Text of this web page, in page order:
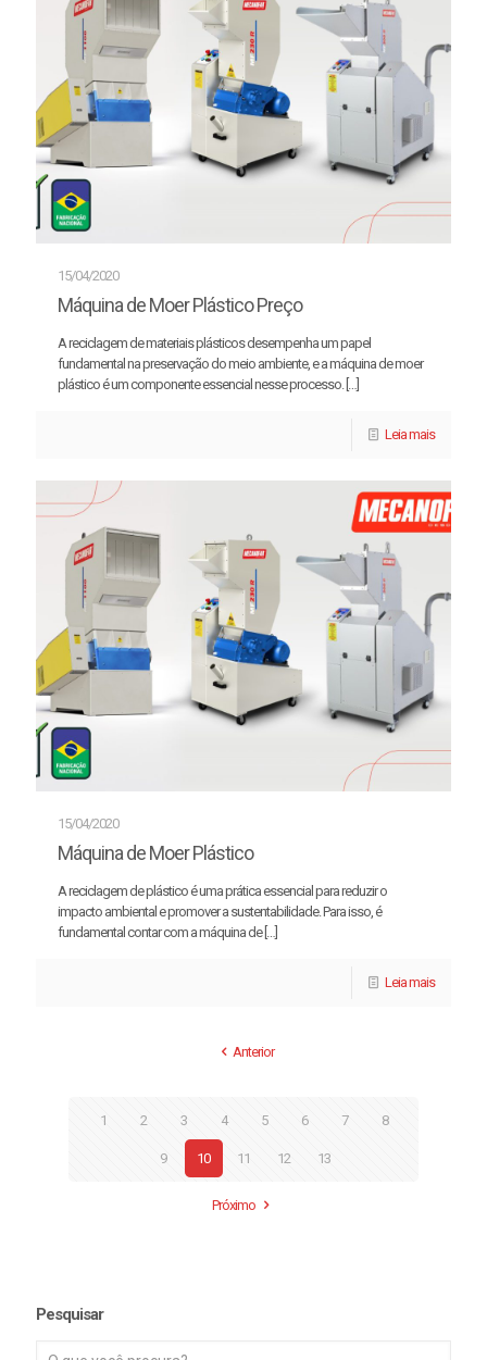
15/04/2020
Máquina de Moer Plástico Preço
A reciclagem de materiais plásticos desempenha um papel
fundamental na preservação do meio ambiente, e a máquina de moer
plástico é um componente essencial nesse processo. […]
Leia mais
15/04/2020
Máquina de Moer Plástico
A reciclagem de plástico é uma prática essencial para reduzir o
impacto ambiental e promover a sustentabilidade. Para isso, é
fundamental contar com a máquina de[…]
Leia mais
Anterior
1 2 3 4 5 6 7 8
9 10 11 12 13
Próximo
Pesquisar